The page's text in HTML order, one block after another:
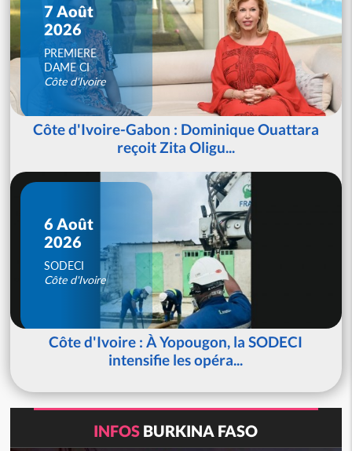
7 Août
2026
PREMIERE
DAME CI
Côte d'Ivoire
Côte d'Ivoire-Gabon : Dominique Ouattara
reçoit Zita Oligu...
6 Août
2026
SODECI
Côte d'Ivoire
Côte d'Ivoire : À Yopougon, la SODECI
intensifie les opéra...
INFOS BURKINA FASO